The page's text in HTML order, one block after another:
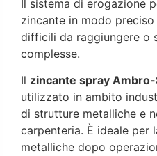
Il sistema di erogazione
zincante in modo
difficili da raggiungere o
complesse.
Il zincante spray
utilizzato in ambito
di strutture metalliche e
carpenteria. È ideale per
metalliche dopo